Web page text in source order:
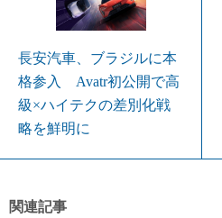
長安汽車、ブラジルに本
格参入 Avatr初公開で高
級×ハイテクの差別化戦
略を鮮明に
関連記事